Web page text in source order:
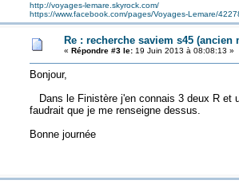
http://voyages-lemare.skyrock.com/
https://www.facebook.com/pages/Voyages-Lemare/
Re : recherche saviem s45 (ancien
« Répondre #3 le:19 Juin 2013 à 08:08:13 »
Bonjour,
Dans le Finistère j'en connais 3 deux R et
faudrait que je me renseigne dessus.
Bonne journée